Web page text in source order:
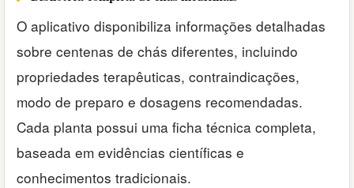
O aplicativo disponibiliza informações detalhadas
sobre centenas de chás diferentes, incluindo
propriedades terapêuticas, contraindicações,
modo de preparo e dosagens recomendadas.
Cada planta possui uma ficha técnica completa,
baseada em evidências científicas e
conhecimentos tradicionais.